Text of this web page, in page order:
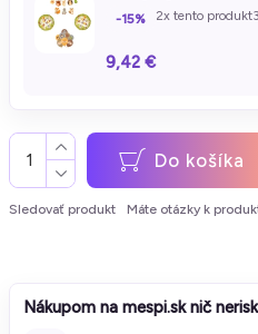
-15% 2x tento produkt
9,42 €
Do košíka
Sledovať produkt Máte otázky k
Nákupom na mespi.sk nič